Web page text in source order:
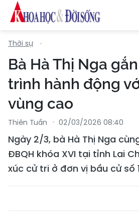
Thời sự
Bà Hà Thị Nga
trình hành động
vùng cao
Thiên Tuấn 02/03/2026 08:40
Ngày 2/3, bà Hà Thị Nga
ĐBQH khóa XVI tại tỉnh Lai
xúc cử tri ở đơn vị bầu cử số